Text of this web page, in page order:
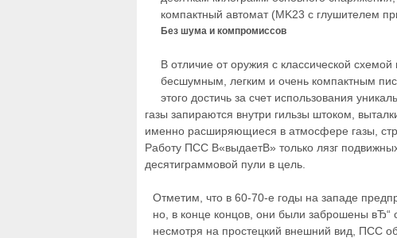
компактный автомат (MK23 с глушителем
Без шума и компромиссов
В отличие от оружия с классической
бесшумным, легким и очень компактным
этого достичь за счет использования
газы запираются внутри гильзы штоком,
именно расширяющиеся в атмосфере газы,
Работу ПСС В«выдаетВ» только лязг
десятиграммовой пули в цель.
Отметим, что в 60-70-е годы на западе
но, в конце концов, они были заброшены вЂ“
несмотря на простецкий внешний вид, ПСС